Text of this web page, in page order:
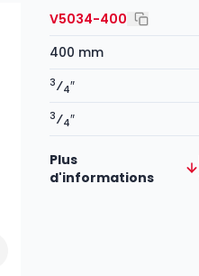
V5034-400
400 mm
3⁄4″
3⁄4″
Plus
d'informations